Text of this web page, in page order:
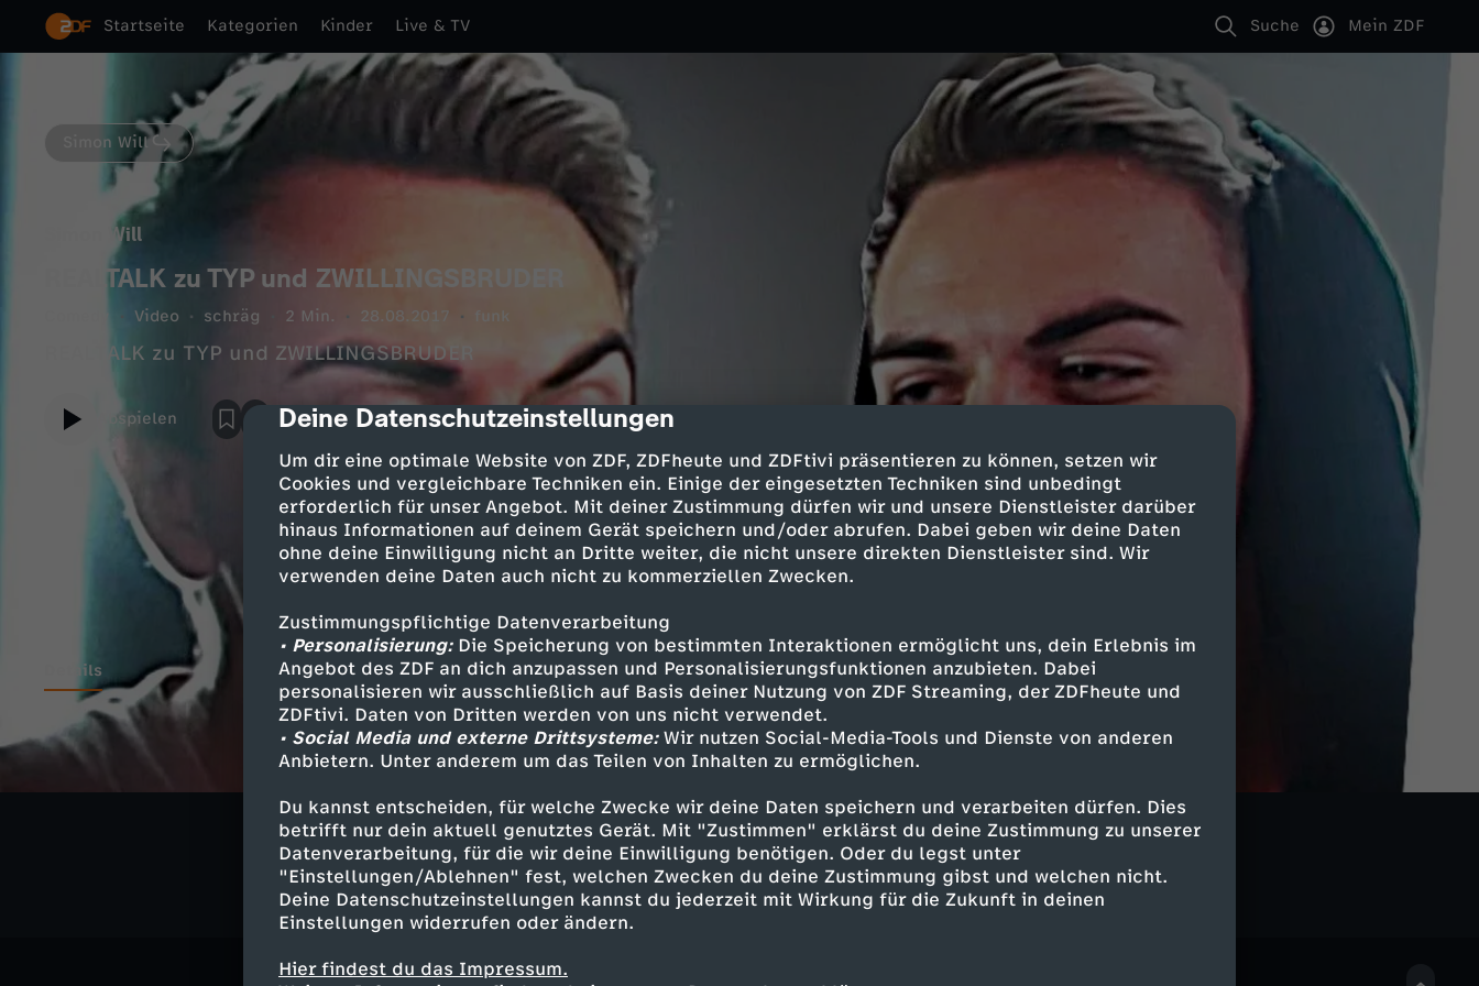
cmp-dialog-description
Deine Datenschutzeinstellungen
Um dir eine optimale Website von ZDF, ZDFheute und ZDFtivi präsentieren zu können, setzen wir
Cookies und vergleichbare Techniken ein. Einige der eingesetzten Techniken sind unbedingt
erforderlich für unser Angebot. Mit deiner Zustimmung dürfen wir und unsere Dienstleister darüber
hinaus Informationen auf deinem Gerät speichern und/oder abrufen. Dabei geben wir deine Daten
ohne deine Einwilligung nicht an Dritte weiter, die nicht unsere direkten Dienstleister sind. Wir
verwenden deine Daten auch nicht zu kommerziellen Zwecken.
Zustimmungspflichtige Datenverarbeitung
• Personalisierung:Die Speicherung von bestimmten Interaktionen ermöglicht uns, dein Erlebnis im
Angebot des ZDF an dich anzupassen und Personalisierungsfunktionen anzubieten. Dabei
personalisieren wir ausschließlich auf Basis deiner Nutzung von ZDF Streaming, der ZDFheute und
ZDFtivi. Daten von Dritten werden von uns nicht verwendet.
• Social Media und externe Drittsysteme:Wir nutzen Social-Media-Tools und Dienste von anderen
Anbietern. Unter anderem um das Teilen von Inhalten zu ermöglichen.
Du kannst entscheiden, für welche Zwecke wir deine Daten speichern und verarbeiten dürfen. Dies
betrifft nur dein aktuell genutztes Gerät. Mit "Zustimmen" erklärst du deine Zustimmung zu unserer
Datenverarbeitung, für die wir deine Einwilligung benötigen. Oder du legst unter
"Einstellungen/Ablehnen" fest, welchen Zwecken du deine Zustimmung gibst und welchen nicht.
Deine Datenschutzeinstellungen kannst du jederzeit mit Wirkung für die Zukunft in deinen
Einstellungen widerrufen oder ändern.
Hier findest du das Impressum.
Startseite Kategorien Kinder Live & TV Suche Mein ZDF
Simon Will
Simon Will
REALTALK zu TYP und ZWILLINGSBRUDER
Video schräg 2 Min. 28.08.2017 funk
REALTALK zu TYP und ZWILLINGSBRUDER
Abspielen
Details
Ähnliche Inhalte entdecken
Comedy Video schräg Simon Will